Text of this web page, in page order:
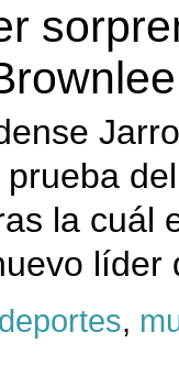
la cuál
deportes,